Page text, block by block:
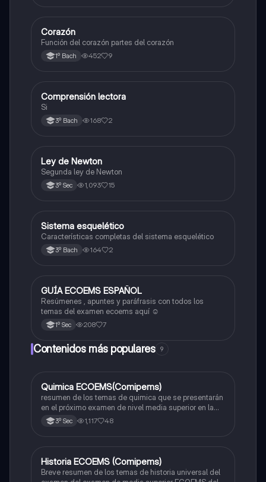
Otros
Corazón
Función del corazón partes del corazón
1º Bach 452 9
Otros
Comprensión lectora
Si
3º Bach 168 2
Física
Ley de Newton
Segunda ley de Newton
3º Sec 1,093 15
Biología
Sistema esquelético
Características completas del sistema esquelético
3º Bach 164 2
Otros
GUÍA ECOEMS ESPAÑOL
Resúmenes , apuntes y paráfrasis con todos los
temas del examen ecoems aquí ☺️
1º Sec 208 7
Contenidos más populares 9
Química
Quimica ECOEMS(Comipems)
resumen de los temas de quimica que se presentarán
en el próximo examen de nivel media superior en la
zona metropolitana de el valle de México
3º Sec 1,117 48
Historia
Historia ECOEMS (Comipems)
Breve resumen de los temas de historia universal del